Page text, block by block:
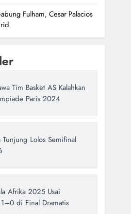
Fulham, Cesar Palacios
Tim Basket AS Kalahkan
Paris 2024
Lolos Semifinal
Afrika 2025 Usai
1–0 di Final Dramatis